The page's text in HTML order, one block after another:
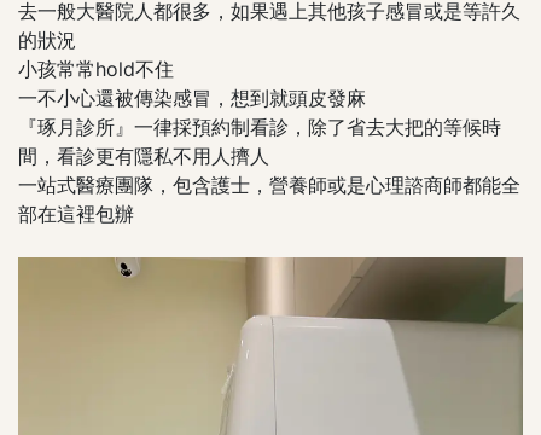
去一般大醫院人都很多，如果遇上其他孩子感冒或是等許久
的狀況
小孩常常hold不住
一不小心還被傳染感冒，想到就頭皮發麻
『琢月診所』一律採預約制看診，除了省去大把的等候時
間，看診更有隱私不用人擠人
一站式醫療團隊，包含護士，營養師或是心理諮商師都能全
部在這裡包辦